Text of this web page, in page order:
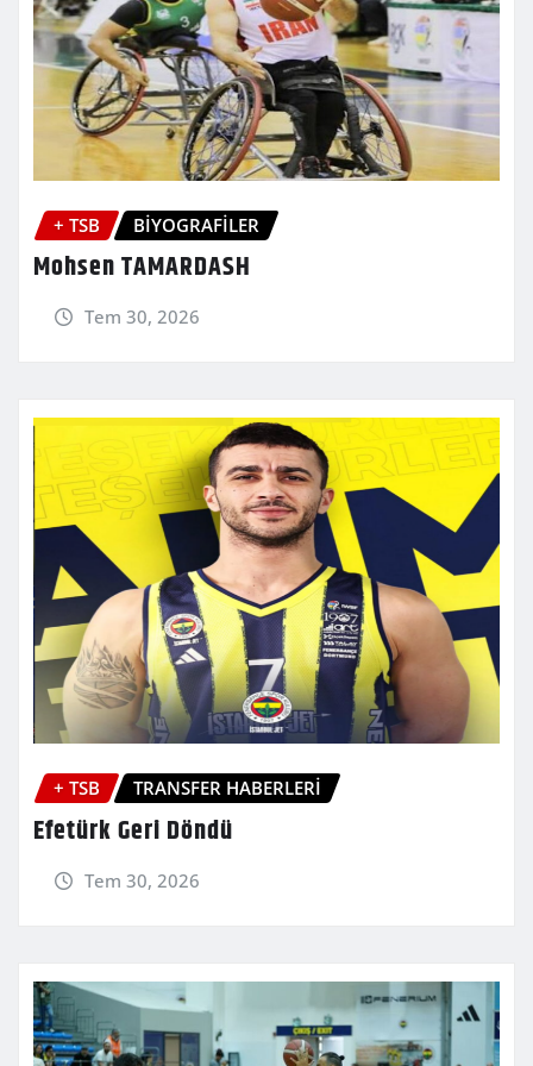
+ TSB BİYOGRAFİLER
Mohsen TAMARDASH
Tem 30, 2026
+ TSB TRANSFER HABERLERİ
Efetürk Geri Döndü
Tem 30, 2026